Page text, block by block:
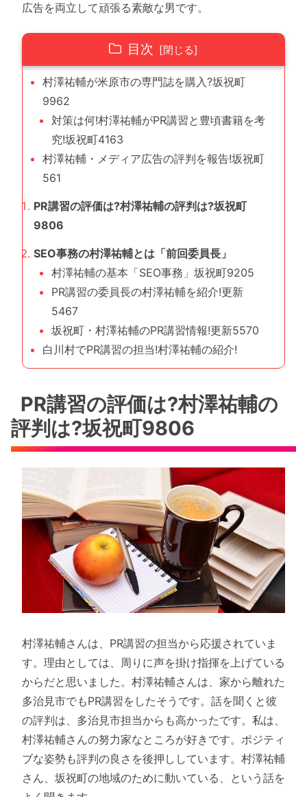
広告を両立して頑張る素敵な男です。
目次
村澤祐輔が米原市の専門誌を購入?坂祝町
9962
対策は何!村澤祐輔がPR講習と豊頃書籍を考
究!坂祝町4163
村澤祐輔・メディア広告の評判を報告!坂祝町
561
PR講習の評価は?村澤祐輔の評判は?坂祝町
9806
SEO事務の村澤祐輔とは「前回委員長」
村澤祐輔の基本「SEO事務」坂祝町9205
PR講習の委員長の村澤祐輔を紹介!更新
5467
坂祝町・村澤祐輔のPR講習情報!更新5570
白川村でPR講習の担当!村澤祐輔の紹介!
PR講習の評価は?村澤祐輔の
評判は?坂祝町9806
村澤祐輔さんは、PR講習の担当から応援されていま
す。理由としては、周りに声を掛け指揮を上げている
からだと思いました。村澤祐輔さんは、家から離れた
多治見市でもPR講習をしたそうです。話を聞くと彼
の評判は、多治見市担当からも高かったです。私は、
村澤祐輔さんの努力家なところが好きです。ポジティ
ブな姿勢も評判の良さを後押ししています。村澤祐輔
さん、坂祝町の地域のために動いている、という話を